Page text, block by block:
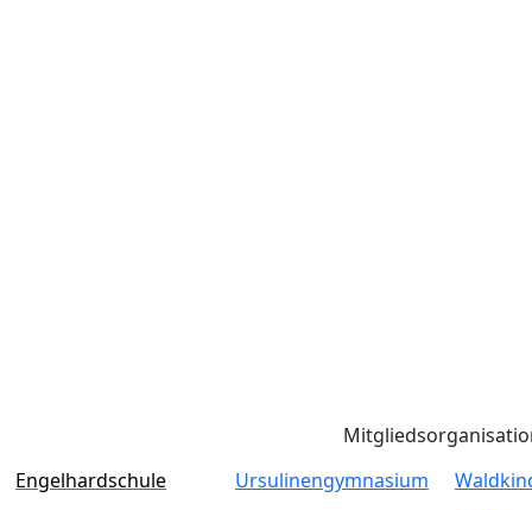
Engelhardschule
Ursulinengymnasium